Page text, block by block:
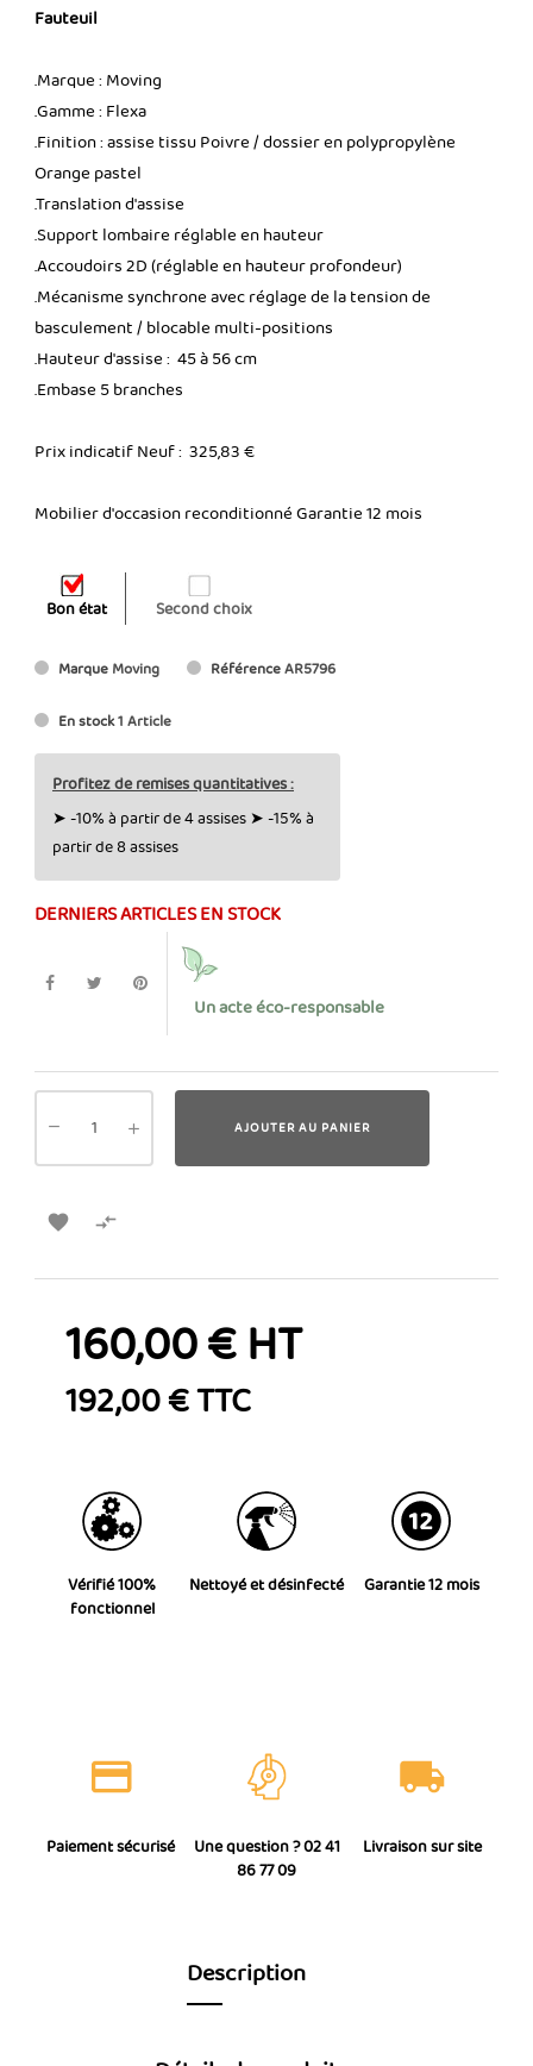
Fauteuil
.Marque : Moving
.Gamme : Flexa
.Finition : assise tissu Poivre / dossier en polypropylène
Orange pastel
.Translation d'assise
.Support lombaire réglable en hauteur
.Accoudoirs 2D (réglable en hauteur profondeur)
.Mécanisme synchrone avec réglage de la tension de
basculement / blocable multi-positions
.Hauteur d'assise : 45 à 56 cm
.Embase 5 branches
Prix indicatif Neuf : 325,83 €
Mobilier d'occasion reconditionné Garantie 12 mois
Bon état Second choix
Marque Moving RéférenceAR5796
En stock1 Article
Profitez de remises quantitatives :
➤ -10% à partir de 4 assises ➤ -15% à
partir de 8 assises
DERNIERS ARTICLES EN STOCK
Un acte éco-responsable
AJOUTER AU PANIER
 
160,00 € HT
192,00 € TTC
Garantie 12 mois
Nettoyé et désinfecté
Vérifié 100%
fonctionnel
Paiement sécurisé
Une question ? 02 41
86 77 09
Livraison sur site
Description